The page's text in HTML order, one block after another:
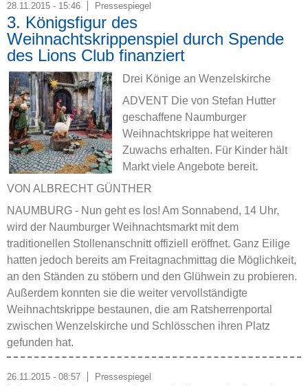
28.11.2015 - 15:46 Pressespiegel
3. Königsfigur des
Weihnachtskrippenspiel durch Spende
des Lions Club finanziert
Drei Könige an Wenzelskirche
ADVENT Die von Stefan Hutter
geschaffene Naumburger
Weihnachtskrippe hat weiteren
Zuwachs erhalten. Für Kinder hält
Markt viele Angebote bereit.
VON ALBRECHT GÜNTHER
NAUMBURG - Nun geht es los! Am Sonnabend, 14 Uhr,
wird der Naumburger Weihnachtsmarkt mit dem
traditionellen Stollenanschnitt offiziell eröffnet. Ganz Eilige
hatten jedoch bereits am Freitagnachmittag die Möglichkeit,
an den Ständen zu stöbern und den Glühwein zu probieren.
Außerdem konnten sie die weiter vervollständigte
Weihnachtskrippe bestaunen, die am Ratsherrenportal
zwischen Wenzelskirche und Schlösschen ihren Platz
gefunden hat.
26.11.2015 - 08:57 Pressespiegel